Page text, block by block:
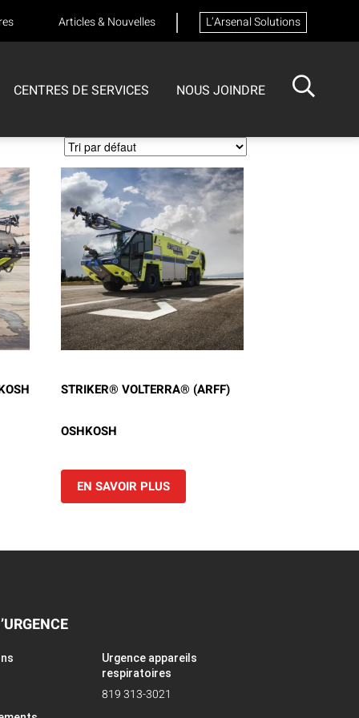
Articles & Nouvelles L’Arsenal Solutions
CENTRES DE SERVICES NOUS JOINDRE
ISOTECH
CENTRE DE SERVICES
FORMATIONS
Formation sur les appareils respiratoires
STRIKER® VOLTERRA® (ARFF)
OSHKOSH
EN SAVOIR PLUS
Urgence appareils
respiratoires
819 313-3021